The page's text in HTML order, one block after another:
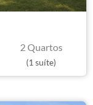
2 Quartos
(1 suíte)